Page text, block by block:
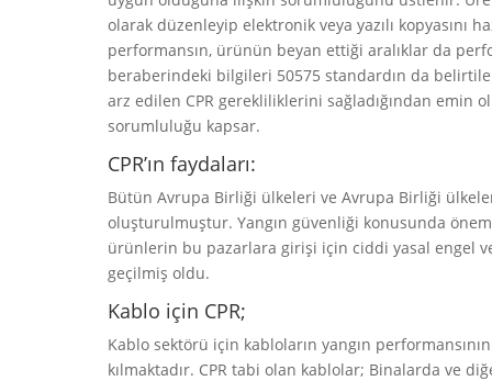
olarak düzenleyip elektronik veya yazılı
performansın, ürünün beyan ettiği aralıklar da
beraberindeki bilgileri 50575 standardın da
arz edilen CPR gerekliliklerini sağladığından emin
sorumluluğu kapsar.
CPR’ın faydaları:
Bütün Avrupa Birliği ülkeleri ve Avrupa Birliği
oluşturulmuştur. Yangın güvenliği konusunda
ürünlerin bu pazarlara girişi için ciddi yasal engel
geçilmiş oldu.
Kablo için CPR;
Kablo sektörü için kabloların yangın
kılmaktadır. CPR tabi olan kablolar; Binalarda ve